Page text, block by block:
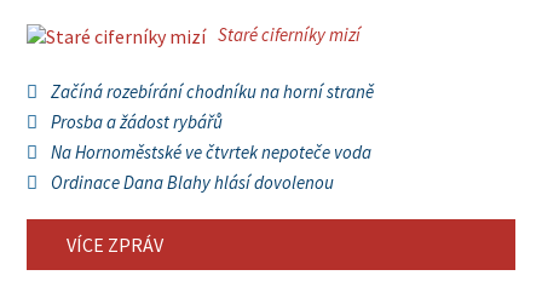
Staré ciferníky mizí
Začíná rozebírání chodníku na horní straně
Prosba a žádost rybářů
Na Hornoměstské ve čtvrtek nepoteče voda
Ordinace Dana Blahy hlásí dovolenou
VÍCE ZPRÁV